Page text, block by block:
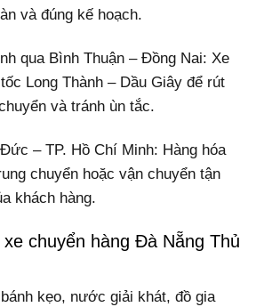
và đúng kế hoạch.
qua Bình Thuận – Đồng Nai: Xe
Long Thành – Dầu Giây để rút
và tránh ùn tắc.
– TP. Hồ Chí Minh: Hàng hóa
chuyển hoặc vận chuyển tận
khách hàng.
chuyển hàng Đà Nẵng Thủ
kẹo, nước giải khát, đồ gia